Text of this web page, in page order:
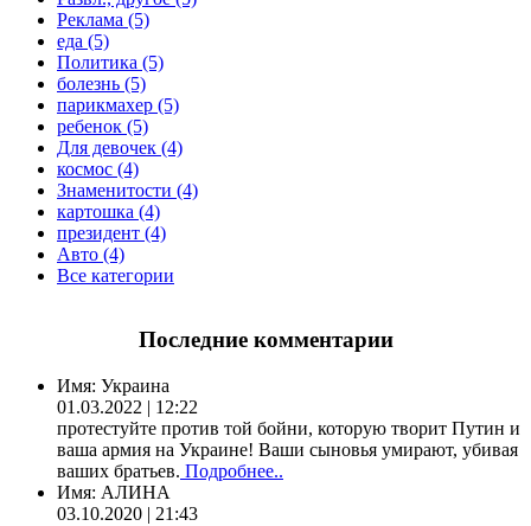
Реклама (5)
еда (5)
Политика (5)
болезнь (5)
парикмахер (5)
ребенок (5)
Для девочек (4)
космос (4)
Знаменитости (4)
картошка (4)
президент (4)
Авто (4)
Все категории
Последние комментарии
Имя: Украина
01.03.2022 | 12:22
протестуйте против той бойни, которую творит Путин и
ваша армия на Украине! Ваши сыновья умирают, убивая
ваших братьев. Подробнее..
Имя: АЛИНА
03.10.2020 | 21:43